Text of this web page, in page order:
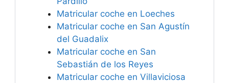
Matricular coche en Loeches
Matricular coche en San Agustín
del Guadalix
Matricular coche en San
Sebastián de los Reyes
Matricular coche en Villaviciosa